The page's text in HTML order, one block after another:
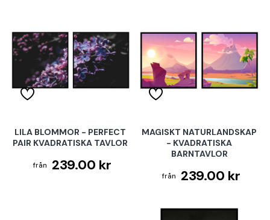
LILA BLOMMOR - PERFECT
PAIR KVADRATISKA TAVLOR
239.00 kr
MAGISKT NATURLANDSKAP
- KVADRATISKA
BARNTAVLOR
239.00 kr